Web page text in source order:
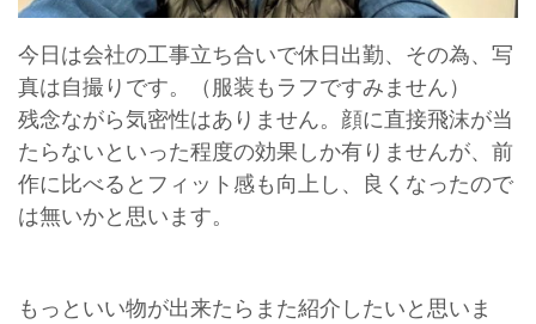
今日は会社の工事立ち合いで休日出勤、その為、写
真は自撮りです。（服装もラフですみません）
残念ながら気密性はありません。顔に直接飛沫が当
たらないといった程度の効果しか有りませんが、前
作に比べるとフィット感も向上し、良くなったので
は無いかと思います。
もっといい物が出来たらまた紹介したいと思いま